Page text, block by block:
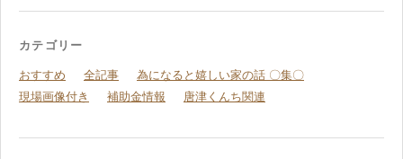
カテゴリー
おすすめ 全記事
為になると嬉しい家の話 〇集〇
現場画像付き
補助金情報 唐津くんち関連